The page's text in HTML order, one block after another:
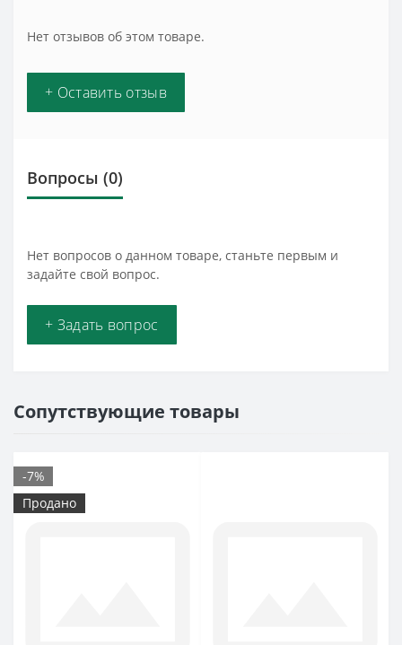
Нет отзывов об этом товаре.
+ Оставить отзыв
Вопросы (0)
Нет вопросов о данном товаре, станьте первым и
задайте свой вопрос.
+ Задать вопрос
Сопутствующие товары
-7%
Продано